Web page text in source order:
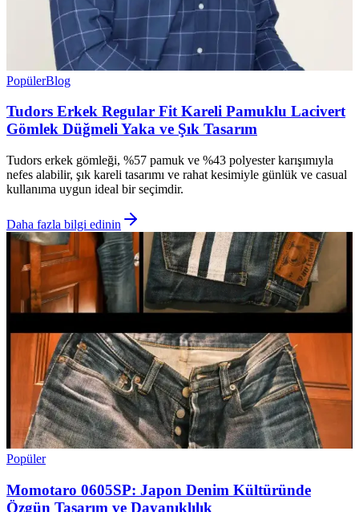
PopülerBlog
Tudors Erkek Regular Fit Kareli Pamuklu Lacivert
Gömlek Düğmeli Yaka ve Şık Tasarım
Tudors erkek gömleği, %57 pamuk ve %43 polyester karışımıyla
nefes alabilir, şık kareli tasarımı ve rahat kesimiyle günlük ve casual
kullanıma uygun ideal bir seçimdir.
Daha fazla bilgi edinin
Popüler
Momotaro 0605SP: Japon Denim Kültüründe
Özgün Tasarım ve Dayanıklılık